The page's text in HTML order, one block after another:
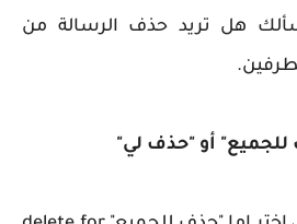
هل تريد حذف الرسالة من